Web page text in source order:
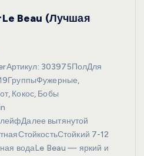
Beau (Лучшая
303975ПолДля
Кокос, Бобы
вытянутой
7-12
водаLe Beau — яркий и